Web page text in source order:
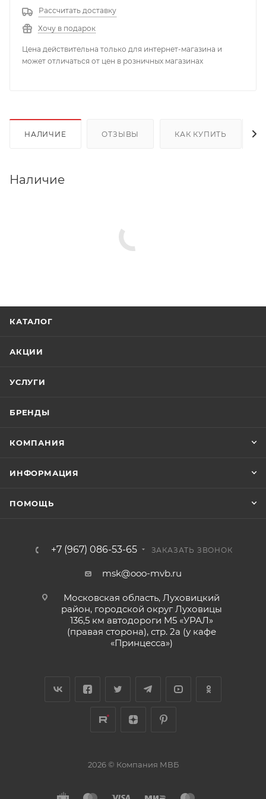
Рассчитать доставку
Хочу в подарок
Цена действительна только для интернет-магазина и
может отличаться от цен в розничных магазинах
НАЛИЧИЕ ОТЗЫВЫ КАК КУПИТЬ
Наличие
КАТАЛОГ
АКЦИИ
УСЛУГИ
БРЕНДЫ
КОМПАНИЯ
ИНФОРМАЦИЯ
ПОМОЩЬ
+7 (967) 086-53-65 ЗАКАЗАТЬ ЗВОНОК
msk@ooo-mvb.ru
Московская область, Луховицкий
район, городской округ Луховицы
136,5 км автодороги М5 «УРАЛ»
(правая сторона), стр. 2а (у кафе
«‎Принцесса»)
2026 © Компания МВБ